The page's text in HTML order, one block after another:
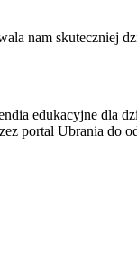
nam skuteczniej
edukacyjne dla
portal Ubrania do